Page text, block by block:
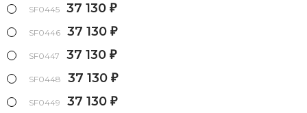
SF0445 37 130 ₽
SF0446 37 130 ₽
SF0447 37 130 ₽
SF0448 37 130 ₽
SF0449 37 130 ₽